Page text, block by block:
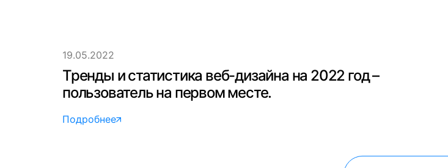
19.05.2022
Тренды и статистика веб-дизайна на 2022 год –
пользователь на первом месте.
Подробнее